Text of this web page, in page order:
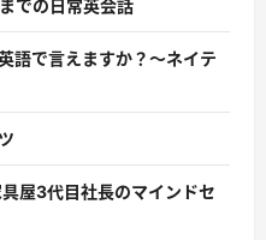
での日常英会話
語で言えますか？〜ネイテ
屋3代目社長のマインドセ